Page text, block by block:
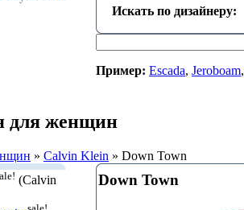
Искать по дизайнеру:
Пример: Escada, Jeroboam,
для женщин
» Calvin Klein » Down Town
(Calvin
Down Town